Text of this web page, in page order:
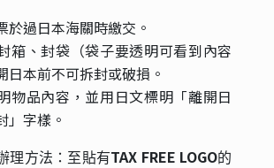
於過日本海關時繳交。
箱、封袋（袋子要透明可看到內容
日本前不可拆封或破損。
物品內容，並用日文標明「離開日
」字樣。
理方法： 至貼有TAX FREE LOGO的